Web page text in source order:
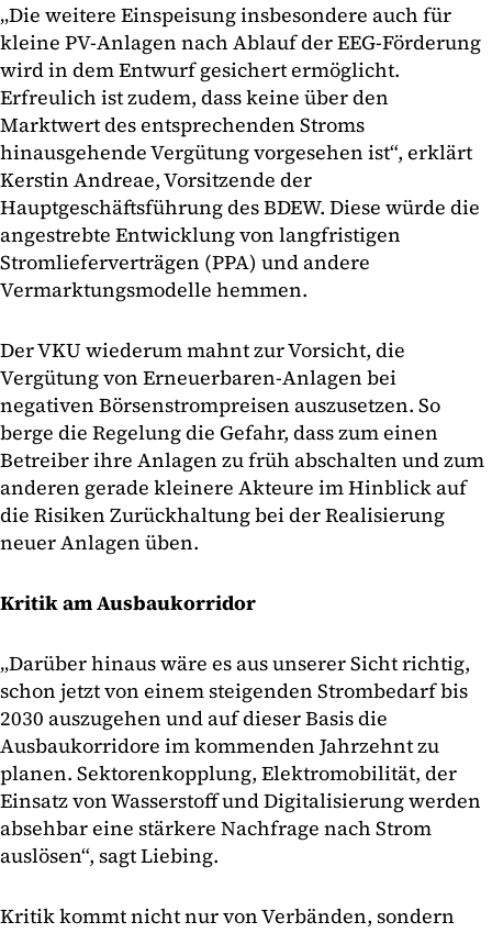
„Die weitere Einspeisung insbesondere auch für
kleine PV-Anlagen nach Ablauf der EEG-Förderung
wird in dem Entwurf gesichert ermöglicht.
Erfreulich ist zudem, dass keine über den
Marktwert des entsprechenden Stroms
hinausgehende Vergütung vorgesehen ist“, erklärt
Kerstin Andreae, Vorsitzende der
Hauptgeschäftsführung des BDEW. Diese würde die
angestrebte Entwicklung von langfristigen
Stromlieferverträgen (PPA) und andere
Vermarktungsmodelle hemmen.
Der VKU wiederum mahnt zur Vorsicht, die
Vergütung von Erneuerbaren-Anlagen bei
negativen Börsenstrompreisen auszusetzen. So
berge die Regelung die Gefahr, dass zum einen
Betreiber ihre Anlagen zu früh abschalten und zum
anderen gerade kleinere Akteure im Hinblick auf
die Risiken Zurückhaltung bei der Realisierung
neuer Anlagen üben.
Kritik am Ausbaukorridor
„Darüber hinaus wäre es aus unserer Sicht richtig,
schon jetzt von einem steigenden Strombedarf bis
2030 auszugehen und auf dieser Basis die
Ausbaukorridore im kommenden Jahrzehnt zu
planen. Sektorenkopplung, Elektromobilität, der
Einsatz von Wasserstoff und Digitalisierung werden
absehbar eine stärkere Nachfrage nach Strom
auslösen“, sagt Liebing.
Kritik kommt nicht nur von Verbänden, sondern